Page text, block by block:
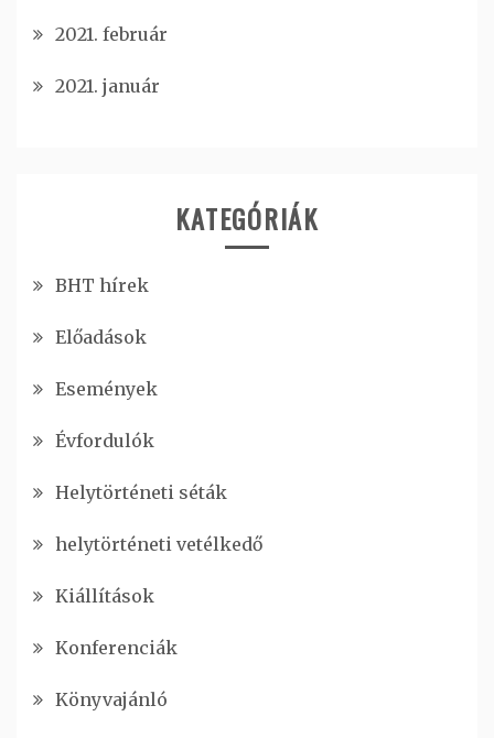
2021. február
2021. január
KATEGÓRIÁK
BHT hírek
Előadások
Események
Évfordulók
Helytörténeti séták
helytörténeti vetélkedő
Kiállítások
Konferenciák
Könyvajánló